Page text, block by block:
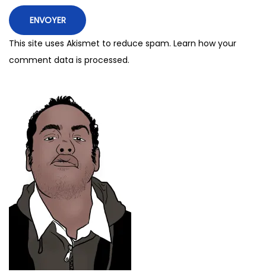
This site uses Akismet to reduce spam. Learn how your
comment data is processed.